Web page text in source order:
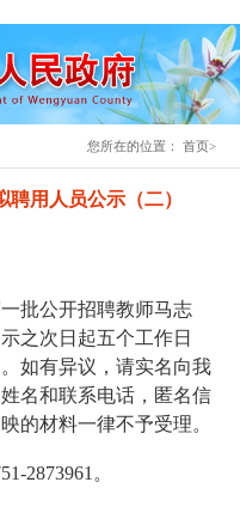
您所在的位置：首页>
用人员公示（二）
批公开招聘教师马志
之次日起五个工作日
。如有异议，请实名向我
名和联系电话，匿名信
的材料一律不予受理。
2873961。